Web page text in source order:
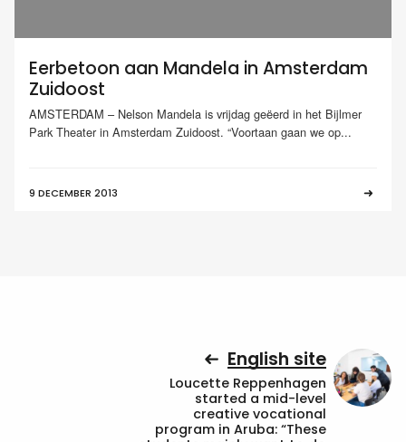
Eerbetoon aan Mandela in Amsterdam
Zuidoost
AMSTERDAM – Nelson Mandela is vrijdag geëerd in het Bijlmer
Park Theater in Amsterdam Zuidoost. “Voortaan gaan we op...
9 DECEMBER 2013
English site
Loucette Reppenhagen
started a mid-level
creative vocational
program in Aruba: “These